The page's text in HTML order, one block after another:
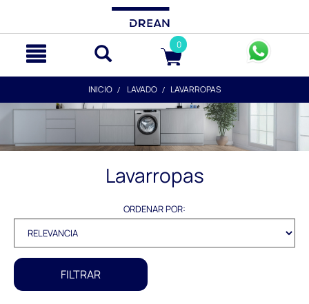
0
INICIO LAVADO LAVARROPAS
Lavarropas
ORDENAR POR:
FILTRAR